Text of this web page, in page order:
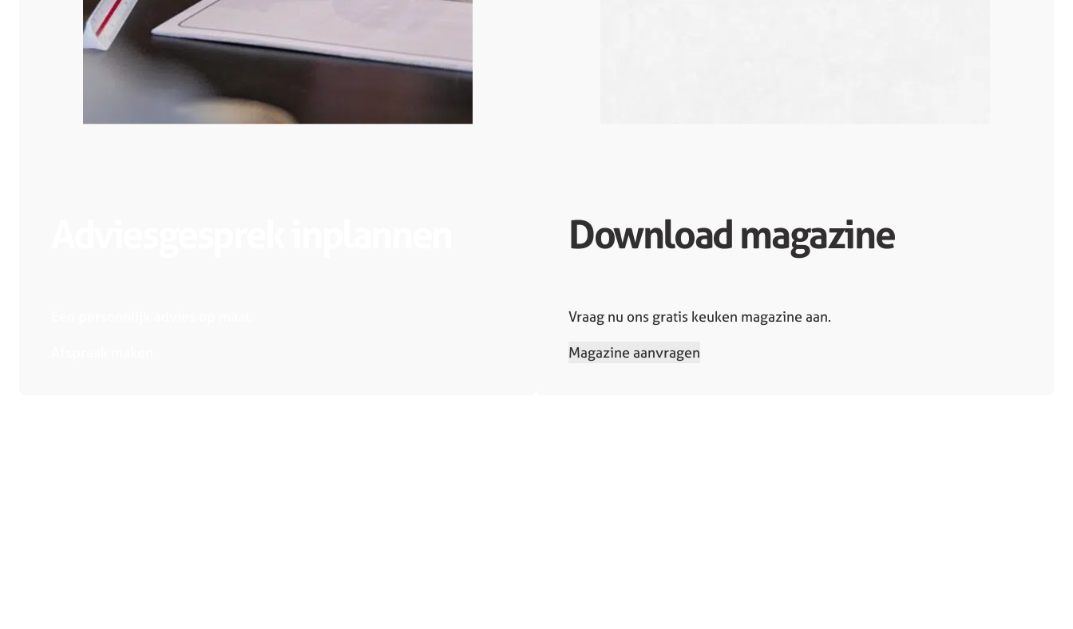
Download magazine
Vraag nu ons gratis keuken magazine aan.
Magazine aanvragen